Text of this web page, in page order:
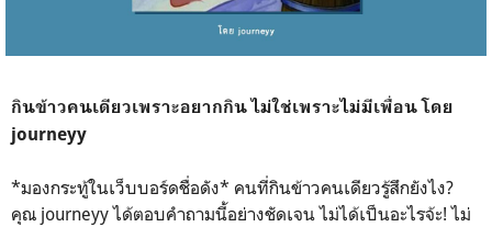
กินข้าวคนเดียวเพราะอยากกิน ไม่ใช่เพราะไม่มีเพื่อน โดย
journeyy
*มองกระทู้ในเว็บบอร์ดชื่อดัง* คนที่กินข้าวคนเดียวรู้สึกยังไง?
คุณ journeyy ได้ตอบคำถามนี้อย่างชัดเจน ไม่ได้เป็นอะไรจ้ะ! ไม่